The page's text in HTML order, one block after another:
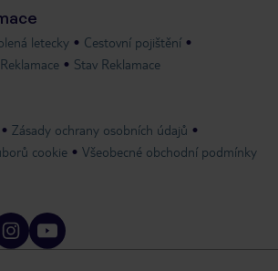
letecky
Cestovní pojištění
Reklamace Stav Reklamace
Zásady ochrany osobních údajů
cookie
Všeobecné obchodní podmínky